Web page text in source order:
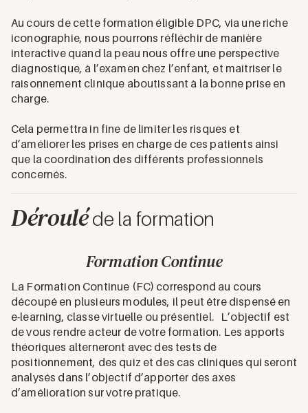
Au cours de cette formation éligible DPC, via une riche
iconographie, nous pourrons réfléchir de manière
interactive quand la peau nous offre une perspective
diagnostique, à l’examen chez l’enfant, et maîtriser le
raisonnement clinique aboutissant à la bonne prise en
charge.
Cela permettra in fine de limiter les risques et
d’améliorer les prises en charge de ces patients ainsi
que la coordination des différents professionnels
concernés.
Dérouléde la formation
Formation Continue
La Formation Continue (FC) correspond au cours
découpé en plusieurs modules, il peut être dispensé en
e-learning, classe virtuelle ou présentiel. L’objectif est
de vous rendre acteur de votre formation. Les apports
théoriques alterneront avec des tests de
positionnement, des quiz et des cas cliniques qui seront
analysés dans l’objectif d’apporter des axes
d’amélioration sur votre pratique.